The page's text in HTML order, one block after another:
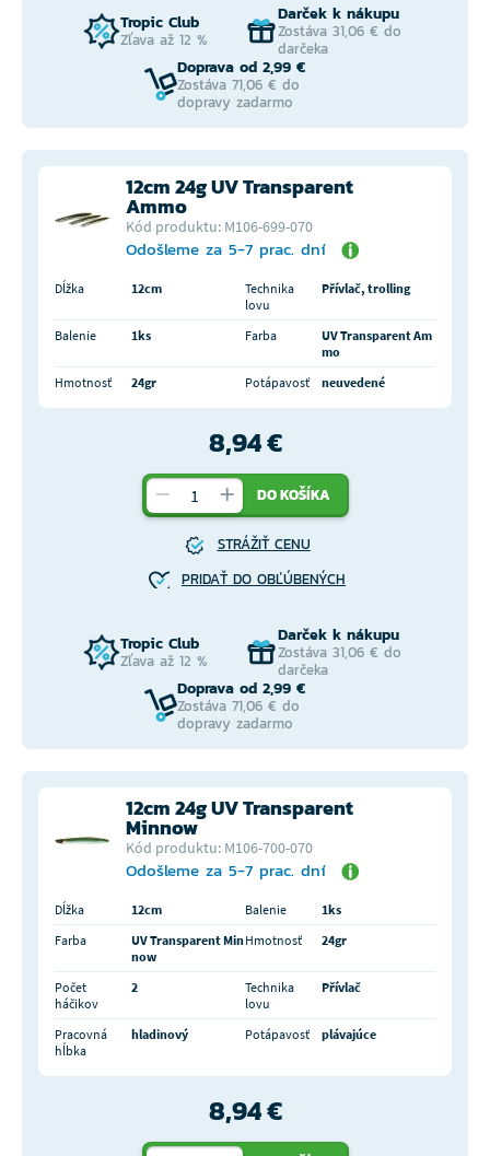
Tropic Club
Zľava až 12 %
Darček k nákupu
Zostáva 31,06 € do
darčeka
Doprava od 2,99 €
Zostáva 71,06 € do
dopravy zadarmo
12cm 24g UV Transparent
Ammo
Kód produktu: M106-699-070
Odošleme za 5-7 prac. dní
Dĺžka 12cm
Technika
lovu
Přívlač, trolling
Balenie 1ks Farba
UV Transparent Am
mo
Hmotnosť
24gr Potápavosť neuvedené
8,94 €
DO KOŠÍKA
STRÁŽIŤ CENU
PRIDAŤ DO OBĽÚBENÝCH
Tropic Club
Zľava až 12 %
Darček k nákupu
Zostáva 31,06 € do
darčeka
Doprava od 2,99 €
Zostáva 71,06 € do
dopravy zadarmo
12cm 24g UV Transparent
Minnow
Kód produktu: M106-700-070
Odošleme za 5-7 prac. dní
Dĺžka 12cm Balenie
1ks
Farba
UV Transparent Min
now
Hmotnosť 24gr
Počet
háčikov
2
Technika
lovu
Přívlač
Pracovná
hĺbka
hladinový Potápavosť plávajúce
8,94 €